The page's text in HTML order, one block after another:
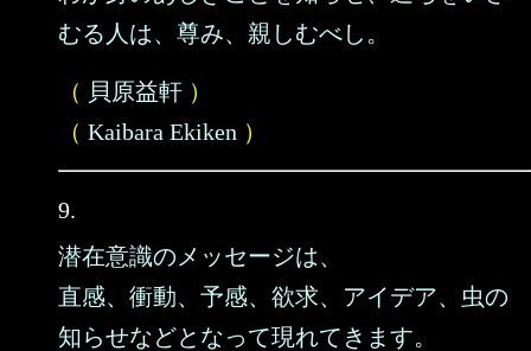
むる人は、尊み、親しむべし。
（ 貝原益軒 ）
（ Kaibara Ekiken ）
9.
潜在意識のメッセージは、
直感、衝動、予感、欲求、アイデア、虫の
知らせなどとなって現れてきます。